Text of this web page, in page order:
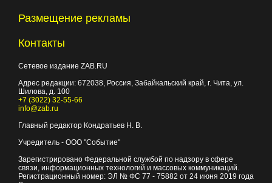
Размещение рекламы
Контакты
Сетевое издание ZAB.RU
Адрес редакции: 672038, Россия, Забайкальский край, г. Чита, ул.
Шилова, д. 100
+7 (3022) 32-55-66
info@zab.ru
Главный редактор Кондратьев Н. В.
Учредитель - ООО "Событие"
Зарегистрировано Федеральной службой по надзору в сфере
связи, информационных технологий и массовых коммуникаций.
Регистрационный номер: ЭЛ № ФС 77 - 75882 от 24 июня 2019 года